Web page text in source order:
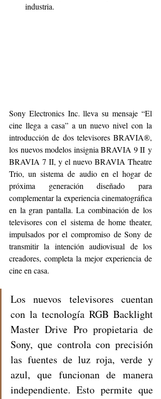
industria.
Sony Electronics Inc. lleva su mensaje “El
cine llega a casa” a un nuevo nivel con la
introducción de dos televisores BRAVIA®,
los nuevos modelos insignia BRAVIA 9 II y
BRAVIA 7 II, y el nuevo BRAVIA Theatre
Trio, un sistema de audio en el hogar de
próxima generación diseñado para
complementar la experiencia cinematográfica
en la gran pantalla. La combinación de los
televisores con el sistema de home theater,
impulsados por el compromiso de Sony de
transmitir la intención audiovisual de los
creadores, completa la mejor experiencia de
cine en casa.
Los nuevos televisores cuentan
con la tecnología RGB Backlight
Master Drive Pro propietaria de
Sony, que controla con precisión
las fuentes de luz roja, verde y
azul, que funcionan de manera
independiente. Esto permite que